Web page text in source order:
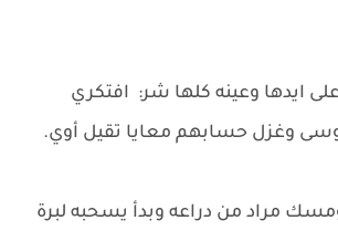
ايدها وعينه كلها شر: افتكري
وغزل حسابهم معايا تقيل أوي.
مراد من دراعه وبدأ يسحبه لبرة